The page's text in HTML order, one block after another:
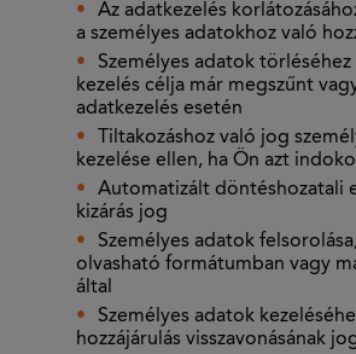
Az adatkezelés
a személyes adatokhoz való
Személyes adatok
kezelés célja már megszűnt
adatkezelés esetén
Tiltakozáshoz való jog
kezelése ellen, ha Ön azt
Automatizált döntéshozatali
kizárás jog
Személyes adatok
olvasható formátumban vagy
által
Személyes adatok
hozzájárulás visszavonásának